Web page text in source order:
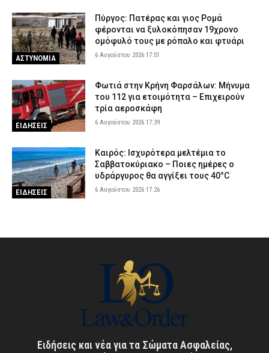
ΑΣΤΥΝΟΜΙΑ
Πύργος: Πατέρας και γιος Ρομά
φέρονται να ξυλοκόπησαν 19χρονο
ομόφυλό τους με ρόπαλο και φτυάρι
6 Αυγούστου 2026 17:51
ΕΙΔΗΣΕΙΣ
Φωτιά στην Κρήνη Φαρσάλων: Μήνυμα
του 112 για ετοιμότητα – Επιχειρούν
τρία αεροσκάφη
6 Αυγούστου 2026 17:39
ΕΙΔΗΣΕΙΣ
Καιρός: Ισχυρότερα μελτέμια το
Σαββατοκύριακο – Ποιες ημέρες ο
υδράργυρος θα αγγίξει τους 40°C
6 Αυγούστου 2026 17:26
Ειδήσεις και νέα για τα Σώματα Ασφαλείας,